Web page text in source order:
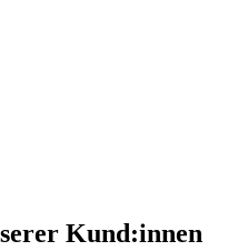
Kund:innen